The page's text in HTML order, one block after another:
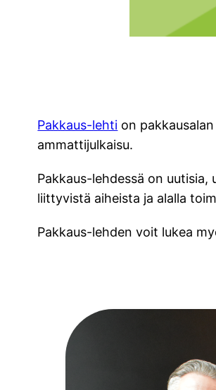
Pakkaus-lehti on
ammattijulkaisu.
Pakkaus-lehdessä on
liittyvistä aiheista ja alalla
Pakkaus-lehden voit lukea